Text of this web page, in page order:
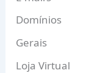
Domínios
Gerais
Loja Virtual